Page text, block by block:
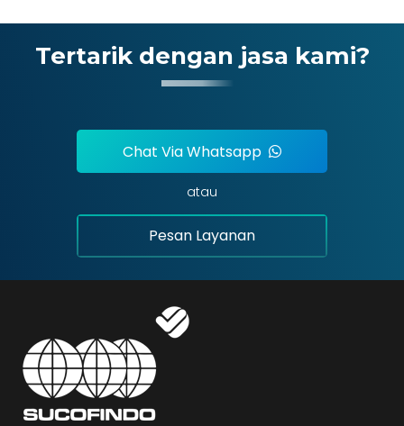
Tertarik dengan jasa kami?
Chat Via Whatsapp
atau
Pesan Layanan